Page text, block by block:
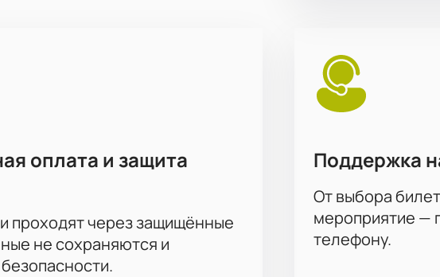
оплата и защита
проходят через защищённые
не сохраняются и
Поддержка
От выбора
мероприятие —
телефону.